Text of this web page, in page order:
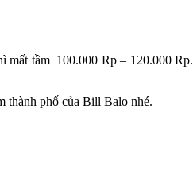
tầm 100.000 Rp – 120.000
thành phố của Bill Balo nhé.